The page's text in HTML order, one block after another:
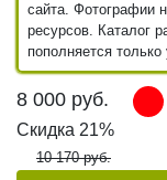
сайта. Фотографии
ресурсов. Каталог
пополняется
8 000 руб.
Скидка 21%
10 170 руб.